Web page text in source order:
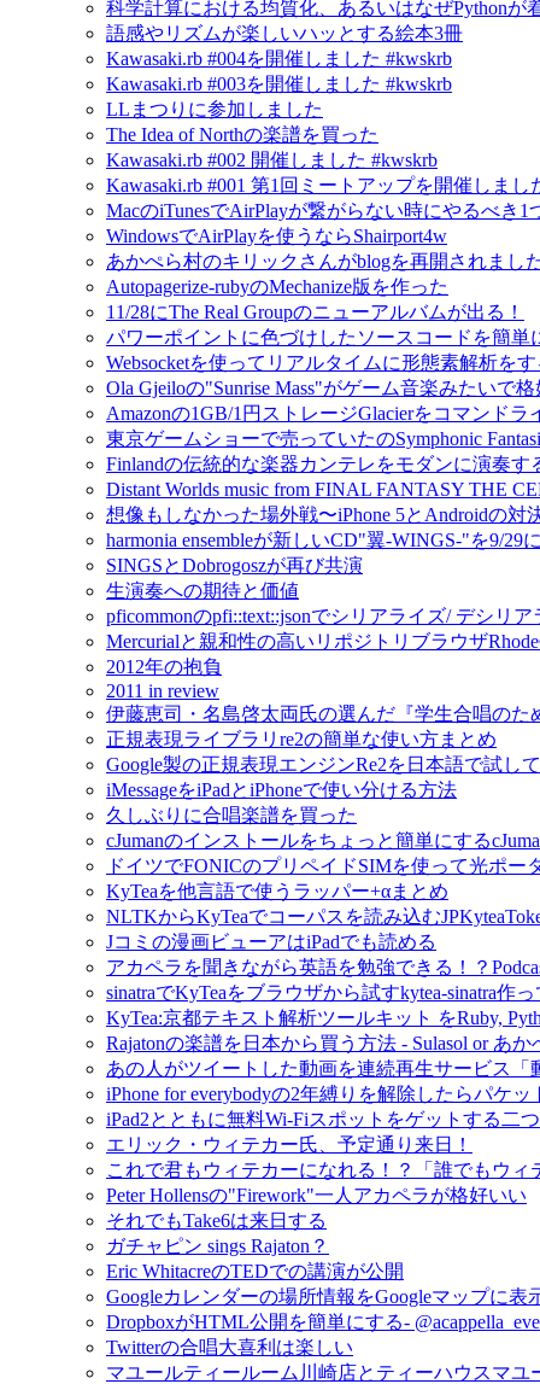
科学計算における均質化、あるいはなぜPython
語感やリズムが楽しいハッとする絵本3冊
Kawasaki.rb #004を開催しました #kwskrb
Kawasaki.rb #003を開催しました #kwskrb
LLまつりに参加しました
The Idea of Northの楽譜を買った
Kawasaki.rb #002 開催しました #kwskrb
Kawasaki.rb #001 第1回ミートアップを開催しまし
MacのiTunesでAirPlayが繋がらない時にやるべき1
WindowsでAirPlayを使うならShairport4w
あかぺら村のキリックさんがblogを再開されまし
Autopagerize-rubyのMechanize版を作った
11/28にThe Real Groupのニューアルバムが出る！
パワーポイントに色づけしたソースコードを簡単
Websocketを使ってリアルタイムに形態素解析を
Ola Gjeiloの"Sunrise Mass"がゲーム音楽みたいで
Amazonの1GB/1円ストレージGlacierをコマンドラ
東京ゲームショーで売っていたのSymphonic
Finlandの伝統的な楽器カンテレをモダンに演奏す
Distant Worlds music from FINAL FANTASY THE
想像もしなかった場外戦〜iPhone 5とAndroidの対
harmonia ensembleが新しいCD"翼-WINGS-"を9/29
SINGSとDobrogoszが再び共演
生演奏への期待と価値
pficommonのpfi::text::jsonでシリアライズ/ デシリ
Mercurialと親和性の高いリポジトリブラウザ
2012年の抱負
2011 in review
伊藤恵司・名島啓太両氏の選んだ『学生合唱の
正規表現ライブラリre2の簡単な使い方まとめ
Google製の正規表現エンジンRe2を日本語で試し
iMessageをiPadとiPhoneで使い分ける方法
久しぶりに合唱楽譜を買った
cJumanのインストールをちょっと簡単にする
ドイツでFONICのプリペイドSIMを使って光ポー
KyTeaを他言語で使うラッパー+αまとめ
NLTKからKyTeaでコーパスを読み込む
Jコミの漫画ビューアはiPadでも読める
アカペラを聞きながら英語を勉強できる！？
sinatraでKyTeaをブラウザから試すkytea-sinatra作
KyTea:京都テキスト解析ツールキット をRuby,
Rajatonの楽譜を日本から買う方法 - Sulasol or あ
あの人がツイートした動画を連続再生サービス
iPhone for everybodyの2年縛りを解除したらパケ
iPad2とともに無料Wi-Fiスポットをゲットする二
エリック・ウィテカー氏、予定通り来日！
これで君もウィテカーになれる！？「誰でもウィ
Peter Hollensの"Firework"一人アカペラが格好いい
それでもTake6は来日する
ガチャピン sings Rajaton？
Eric WhitacreのTEDでの講演が公開
Googleカレンダーの場所情報をGoogleマップに表
DropboxがHTML公開を簡単にする-
Twitterの合唱大喜利は楽しい
マユールティールーム川崎店とティーハウスマユ